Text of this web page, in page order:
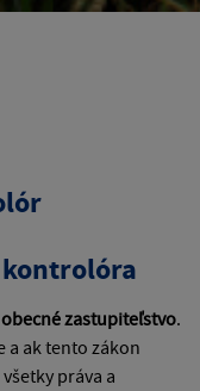
zastupiteľstvo.
a ak tento zákon
práva a